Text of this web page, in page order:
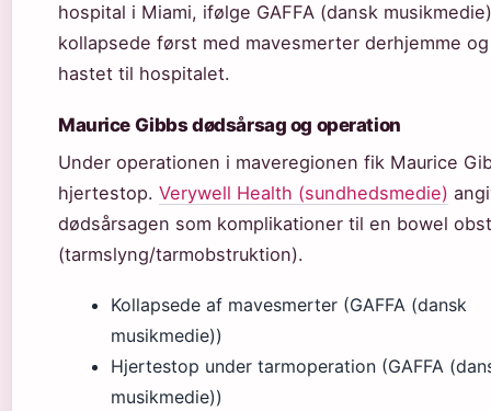
hospital i Miami, ifølge GAFFA (dansk
kollapsede først med mavesmerter derhjemme
hastet til hospitalet.
Maurice Gibbs dødsårsag og operation
Under operationen i maveregionen fik Maurice
hjertestop. Verywell Health (sundhedsmedie)
dødsårsagen som komplikationer til en bowel
(tarmslyng/tarmobstruktion).
Kollapsede af mavesmerter (GAFFA (dansk
musikmedie))
Hjertestop under tarmoperation (GAFFA
musikmedie))